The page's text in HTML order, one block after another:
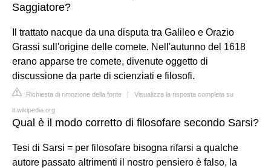
Saggiatore?
Il trattato nacque da una disputa tra Galileo e Orazio
Grassi sull'origine delle comete. Nell'autunno del 1618
erano apparse tre comete, divenute oggetto di
discussione da parte di scienziati e filosofi.
Richiesta di rimozione della fonte | Visualizza la risposta completa su
it.wikipedia.org
Qual è il modo corretto di filosofare secondo Sarsi?
Tesi di Sarsi = per filosofare bisogna rifarsi a qualche
autore passato altrimenti il nostro pensiero è falso, la